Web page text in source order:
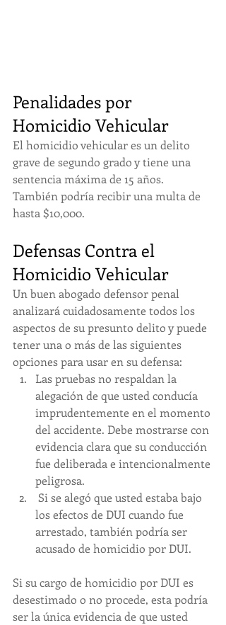
Penalidades por
Homicidio Vehicular
El homicidio vehicular es un delito
grave de segundo grado y tiene una
sentencia máxima de 15 años.
También podría recibir una multa de
hasta $10,000.
Defensas Contra el
Homicidio Vehicular
Un buen abogado defensor penal
analizará cuidadosamente todos los
aspectos de su presunto delito y puede
tener una o más de las siguientes
opciones para usar en su defensa:
Las pruebas no respaldan la
alegación de que usted conducía
imprudentemente en el momento
del accidente. Debe mostrarse con
evidencia clara que su conducción
fue deliberada e intencionalmente
peligrosa.
Si se alegó que usted estaba bajo
los efectos de DUI cuando fue
arrestado, también podría ser
acusado de homicidio por DUI.
Si su cargo de homicidio por DUI es
desestimado o no procede, esta podría
ser la única evidencia de que usted